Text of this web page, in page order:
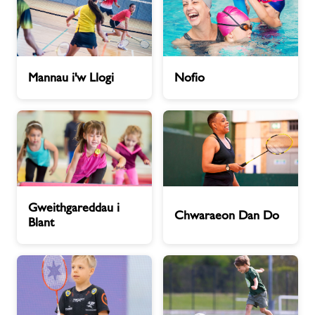
i'wMannau i'w Llogi Nofio
Blant
Gweithgareddau i
Blant
Dan
Chwaraeon Dan Do